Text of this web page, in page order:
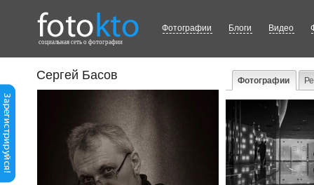
cоциальная сеть о фотографии
Фотографии Блоги Видео
Сергей Басов Фотографии